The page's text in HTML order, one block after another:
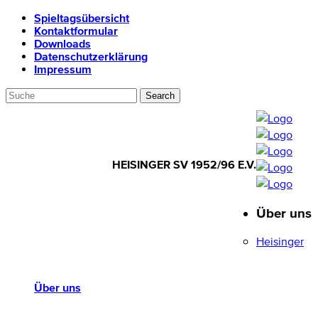
Spieltagsübersicht
Kontaktformular
Downloads
Datenschutzerklärung
Impressum
HEISINGER SV 1952/96 E.V.
1952/96 E.V.
Über uns
Über uns
Heisinger